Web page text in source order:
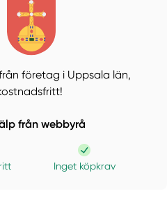
företag i Uppsala län,
från webbyrå
Inget köpkrav